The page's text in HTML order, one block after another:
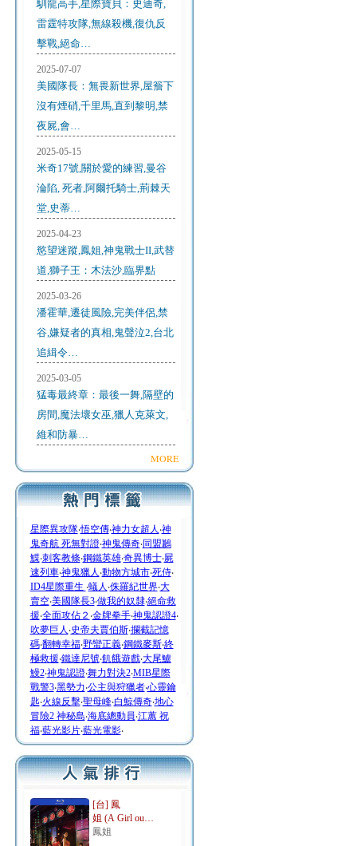
馴龍高手,星際寶貝：史迪奇,
雷霆特攻隊,無線殺機,復仇反
擊戰,絕命…
2025-07-07
美國隊長：無畏新世界,屋簷下
沒有煙硝,千里馬,直到黎明,禁
夜屍,會…
2025-05-15
米奇17號,關於愛的練習,曼谷
淪陷, 死者,阿爾托騎士,荊棘天
堂,史蒂…
2025-04-23
慾望迷蹤,鳳姐,神鬼戰士II,武替
道,獅子王：木法沙,臨界點
2025-03-26
潘霍華,遷徒風險,完美伴侶,禁
谷,嫌疑者的真相,鬼聲泣2,台北
追緝令…
2025-03-05
猛毒最終章：最後一舞,隔壁的
房間,魔法壞女巫,獵人克萊文,
維和防暴…
MORE
星際異攻隊‧悟空傳‧神力女超人 ‧神
鬼奇航 死無對證‧神鬼傳奇‧同盟鶼
鰈‧刺客教條‧鋼鐵英雄‧奇異博士‧屍
速列車‧神鬼獵人 ‧動物方城市‧死侍‧
ID4星際重生 ‧蟻人 ‧侏羅紀世界‧大
賣空‧美國隊長3‧做我的奴隸‧絕命救
援‧全面攻佔２ ‧金牌拳手‧神鬼認證4‧
吹夢巨人 ‧史帝夫賈伯斯‧攔截記憶
碼‧翻轉幸福‧野蠻正義‧鋼鐵麥斯‧終
極救援‧鐵達尼號‧飢餓遊戲‧大尾鱸
鰻2‧神鬼認證‧舞力對決2‧MIB星際
戰警3‧黑勢力‧公主與狩獵者‧心靈鑰
匙‧火線反擊‧聖母峰‧白鯨傳奇‧地心
冒險2 神秘島‧海底總動員‧江蕙 祝
福‧藍光影片‧藍光電影‧
[台] 鳳
姐 (A Girl ou…
鳳姐